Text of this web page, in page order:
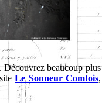
beaucoup plus
Le Sonneur Comtois,